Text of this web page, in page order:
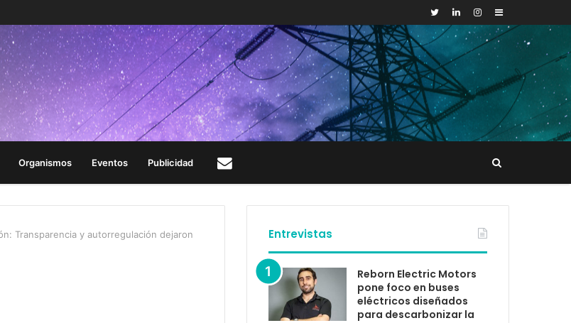
Sidebar
Organismos Eventos Publicidad
Transparencia y autorregulación dejaron
Entrevistas
Reborn Electric Motors
pone foco en buses
eléctricos diseñados
para descarbonizar la